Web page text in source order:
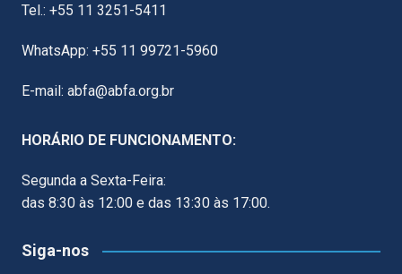
Tel.: +55 11 3251-5411
WhatsApp: +55 11 99721-5960
E-mail: abfa@abfa.org.br
HORÁRIO DE FUNCIONAMENTO:
Segunda a Sexta-Feira:
das 8:30 às 12:00 e das 13:30 às 17:00.
Siga-nos